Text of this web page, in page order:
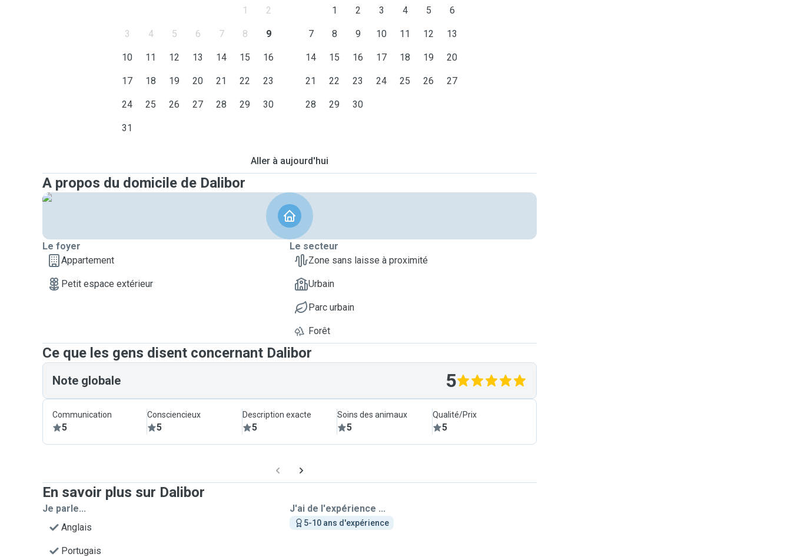
1 2
3 4 5 6 7 8 9
10 11 12 13 14 15 16
17 18 19 20 21 22 23
24 25 26 27 28 29 30
31
1 2 3 4 5 6
7 8 9 10 11 12 13
14 15 16 17 18 19 20
21 22 23 24 25 26 27
28 29 30
Aller à aujourd'hui
A propos du domicile de Dalibor
Le foyer
Appartement
Petit espace extérieur
Le secteur
Zone sans laisse à proximité
Urbain
Parc urbain
Forêt
Ce que les gens disent concernant Dalibor
Note globale 5
Communication
5
Consciencieux
5
Description exacte
5
Soins des animaux
5
Qualité/Prix
5
En savoir plus sur Dalibor
Je parle...
Anglais
Portugais
J'ai de l'expérience ...
5-10 ans d'expérience